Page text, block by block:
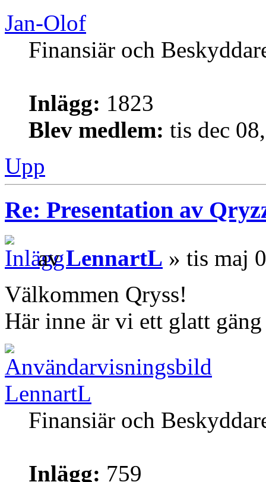
Jan-Olof
Finansiär och
Inlägg: 1823
Blev medlem: tis dec
Upp
Re: Presentation av
avLennartL » tis maj
Välkommen Qryss!
Här inne är vi ett glatt
LennartL
Finansiär och
Inlägg: 759